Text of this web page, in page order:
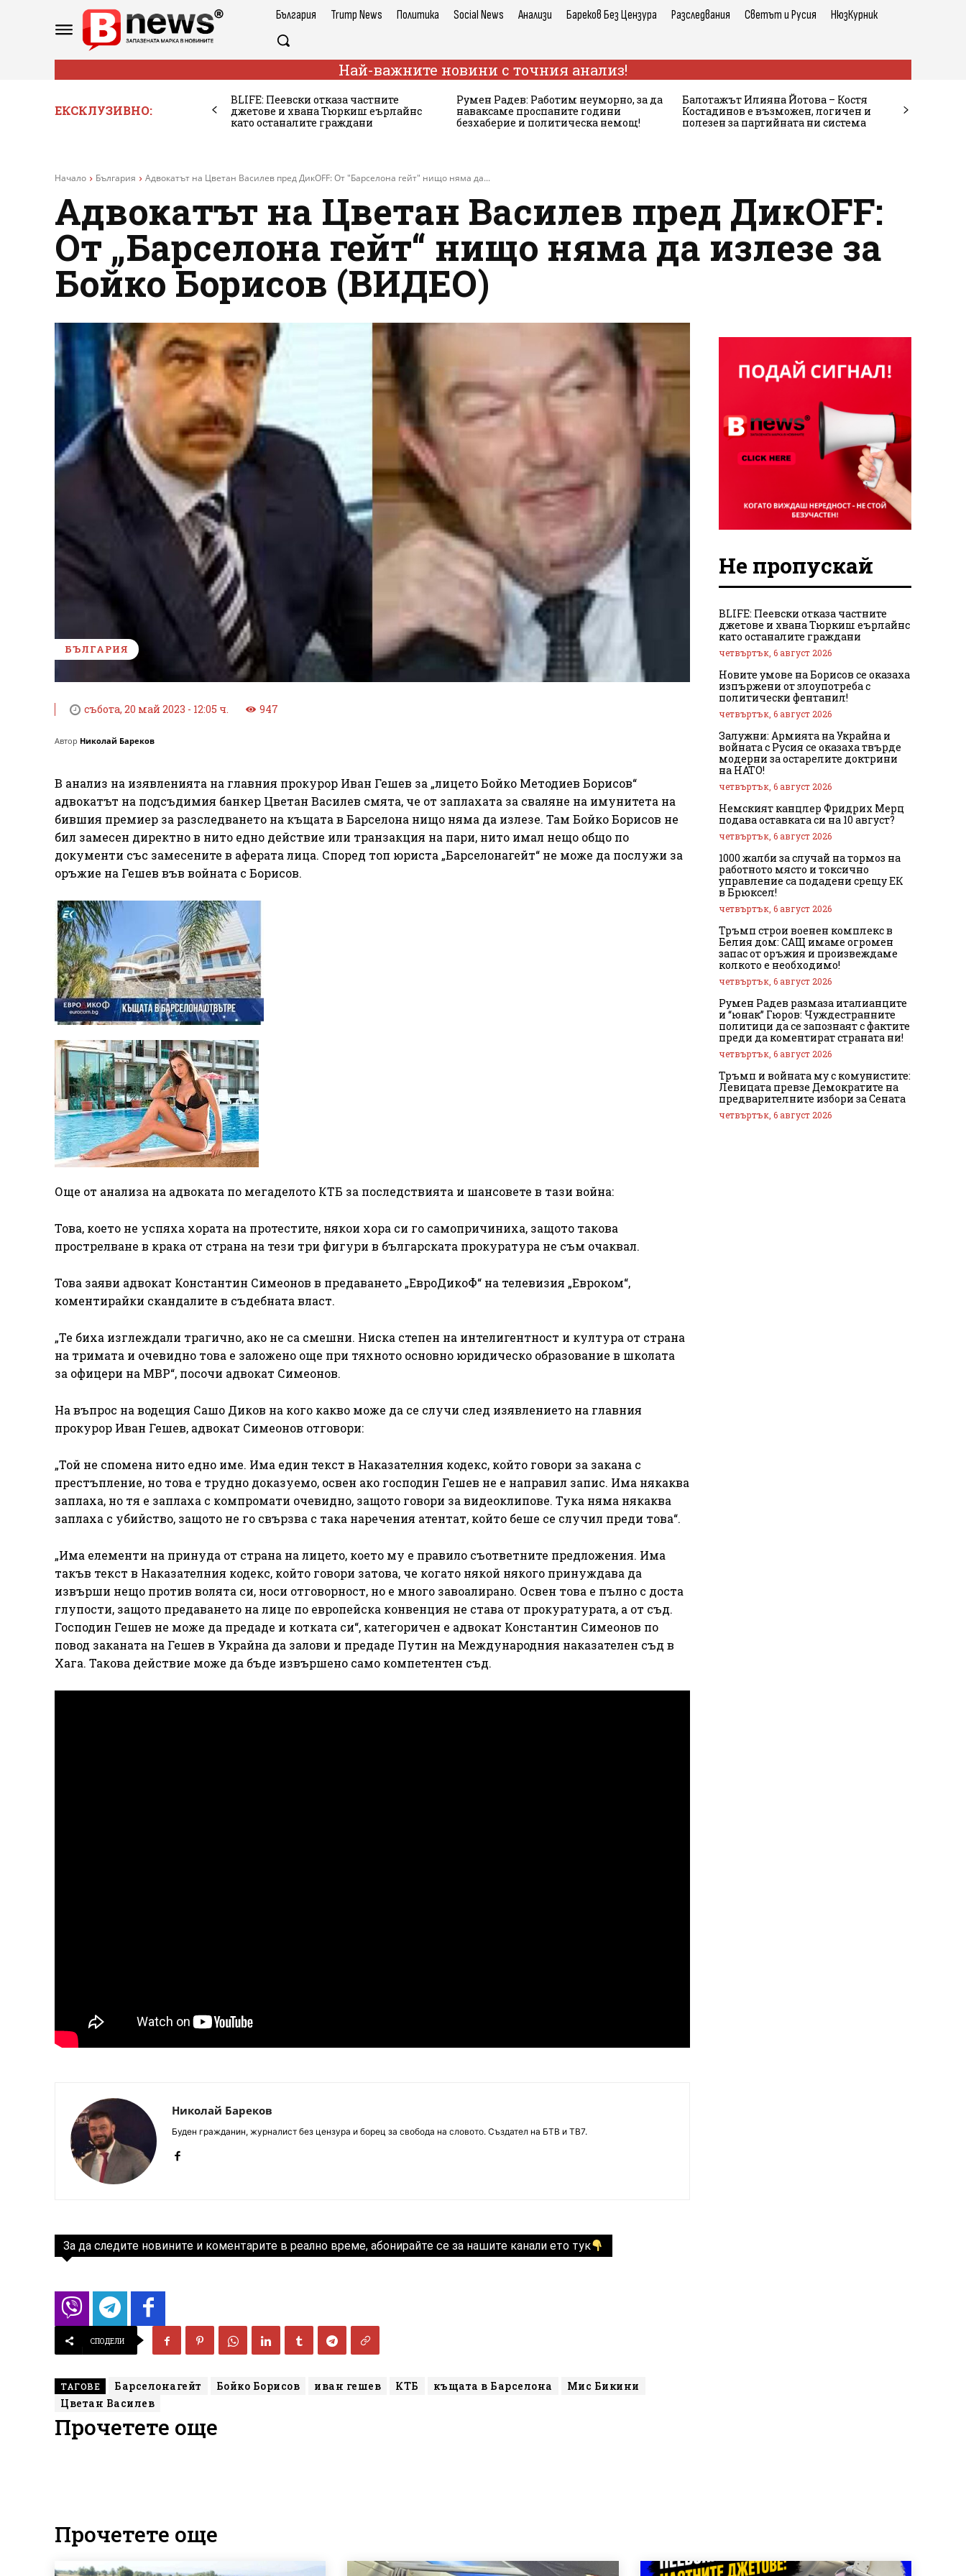
България Trump News Политика Social News Анализи Бареков Без Цензура Разследвания Светът и Русия НюзКурник
Най-важните новини с точния анализ!
ЕКСКЛУЗИВНО:
BLIFE: Пеевски отказа частните
джетове и хвана Тюркиш еърлайнс
като останалите граждани
Румен Радев: Работим неуморно, за да
наваксаме проспаните години
безхаберие и политическа немощ!
Балотажът Илияна Йотова – Костя
Костадинов е възможен, логичен и
полезен за партийната ни система
Начало България Адвокатът на Цветан Василев пред ДикOFF: От "Барселона гейт" нищо няма да...
Адвокатът на Цветан Василев пред ДикOFF:
От „Барселона гейт“ нищо няма да излезе за
Бойко Борисов (ВИДЕО)
БЪЛГАРИЯ
събота, 20 май 2023 - 12:05 ч. 947
Автор Николай Бареков
В анализ на изявленията на главния прокурор Иван Гешев за „лицето Бойко Методиев Борисов“
адвокатът на подсъдимия банкер Цветан Василев смята, че от заплахата за сваляне на имунитета на
бившия премиер за разследването на къщата в Барселона нищо няма да излезе. Там Бойко Борисов не
бил замесен директно в нито едно действие или транзакция на пари, нито имал нещо общо по
документи със замесените в аферата лица. Според топ юриста „Барселонагейт“ не може да послужи за
оръжие на Гешев във войната с Борисов.
Още от анализа на адвоката по мегаделото КТБ за последствията и шансовете в тази война:
Това, което не успяха хората на протестите, някои хора си го самопричиниха, защото такова
прострелване в крака от страна на тези три фигури в българската прокуратура не съм очаквал.
Това заяви адвокат Константин Симеонов в предаването „ЕвроДикоФ“ на телевизия „Евроком“,
коментирайки скандалите в съдебната власт.
„Те биха изглеждали трагично, ако не са смешни. Ниска степен на интелигентност и култура от страна
на тримата и очевидно това е заложено още при тяхното основно юридическо образование в школата
за офицери на МВР“, посочи адвокат Симеонов.
На въпрос на водещия Сашо Диков на кого какво може да се случи след изявлението на главния
прокурор Иван Гешев, адвокат Симеонов отговори:
„Той не спомена нито едно име. Има един текст в Наказателния кодекс, който говори за закана с
престъпление, но това е трудно доказуемо, освен ако господин Гешев не е направил запис. Има някаква
заплаха, но тя е заплаха с компромати очевидно, защото говори за видеоклипове. Тука няма някаква
заплаха с убийство, защото не го свързва с така наречения атентат, който беше се случил преди това“.
„Има елементи на принуда от страна на лицето, което му е правило съответните предложения. Има
такъв текст в Наказателния кодекс, който говори затова, че когато някой някого принуждава да
извърши нещо против волята си, носи отговорност, но е много завоалирано. Освен това е пълно с доста
глупости, защото предаването на лице по европейска конвенция не става от прокуратурата, а от съд.
Господин Гешев не може да предаде и котката си“, категоричен е адвокат Константин Симеонов по
повод заканата на Гешев в Украйна да залови и предаде Путин на Международния наказателен съд в
Хага. Такова действие може да бъде извършено само компетентен съд.
Николай Бареков
Буден гражданин, журналист без цензура и борец за свобода на словото. Създател на БТВ и ТВ7.
За да следите новините и коментарите в реално време, абонирайте се за нашите канали ето тук
СПОДЕЛИ
ТАГОВЕ Барселонагейт Бойко Борисов иван гешев КТБ къщата в Барселона
Мис Бикини
Цветан Василев
Прочетете още
Не пропускай
BLIFE: Пеевски отказа частните
джетове и хвана Тюркиш еърлайнс
като останалите граждани
четвъртък, 6 август 2026
Новите умове на Борисов се оказаха
изпържени от злоупотреба с
политически фентанил!
четвъртък, 6 август 2026
Залужни: Армията на Украйна и
войната с Русия се оказаха твърде
модерни за остарелите доктрини
на НАТО!
четвъртък, 6 август 2026
Немският канцлер Фридрих Мерц
подава оставката си на 10 август?
четвъртък, 6 август 2026
1000 жалби за случай на тормоз на
работното място и токсично
управление са подадени срещу ЕК
в Брюксел!
четвъртък, 6 август 2026
Тръмп строи военен комплекс в
Белия дом: САЩ имаме огромен
запас от оръжия и произвеждаме
колкото е необходимо!
четвъртък, 6 август 2026
Румен Радев размаза италианците
и “юнак” Гюров: Чуждестранните
политици да се запознаят с фактите
преди да коментират страната ни!
четвъртък, 6 август 2026
Тръмп и войната му с комунистите:
Левицата превзе Демократите на
предварителните избори за Сената
четвъртък, 6 август 2026
Прочетете още